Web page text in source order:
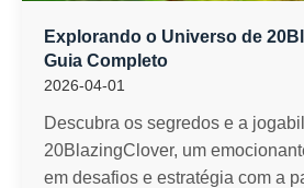
Explorando o Universo de
Guia Completo
2026-04-01
Descubra os segredos e a
20BlazingClover, um
em desafios e estratégia com a